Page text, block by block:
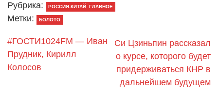
Рубрика: РОССИЯ-КИТАЙ: ГЛАВНОЕ
Метки: БОЛОТО
#ГОСТИ1024FM — Иван
Прудник, Кирилл
Колосов
Си Цзиньпин рассказал
о курсе, которого будет
придерживаться КНР в
дальнейшем будущем